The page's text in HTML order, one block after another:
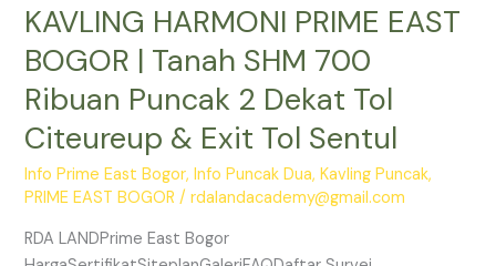
KAVLING HARMONI PRIME EAST
BOGOR | Tanah SHM 700
Ribuan Puncak 2 Dekat Tol
Citeureup & Exit Tol Sentul
Info Prime East Bogor,Info Puncak Dua,Kavling Puncak,
PRIME EAST BOGOR /rdalandacademy@gmail.com
RDA LANDPrime East Bogor
Citeureup
Exit
Tol